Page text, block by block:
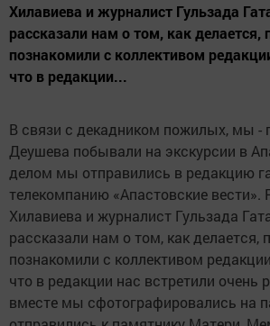
Хилавиева и журналист Гульзада
рассказали нам о том, как делается,
познакомили с коллективом
что в редакции...
В связи с декадником пожилых, мы -
Деушева побывали на экскурсии в
делом мы отправились в редакцию
телекомпанию «Апастовские вести».
Хилавиева и журналист Гульзада
рассказали нам о том, как делается,
познакомили с коллективом
что в редакции нас встретили очень
вместе мы сфотографировались на